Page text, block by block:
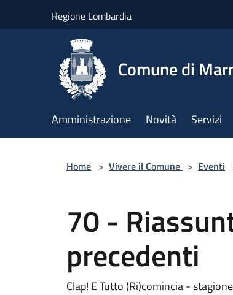
Regione Lombardia
Comune di
Amministrazione Novità Servizi
Home > Vivere il Comune > Eventi
70 -
precedenti
Clap! E Tutto (Ri)comincia -